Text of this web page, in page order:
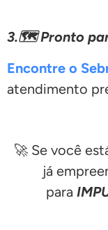
3.🗺️ Pronto
Encontre o
atendimento
🚀 Se você
já
para